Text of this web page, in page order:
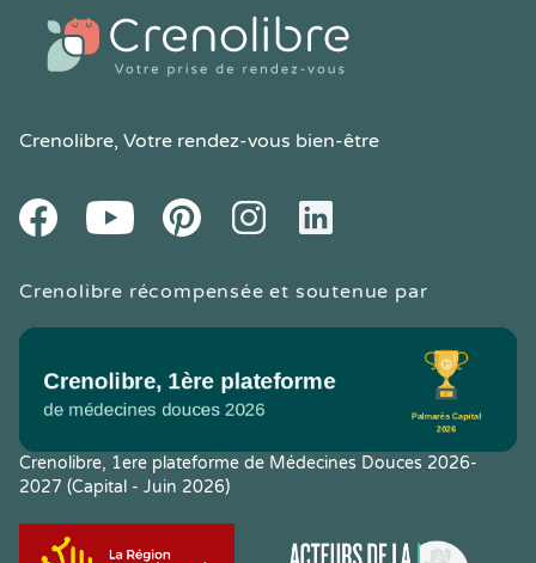
Crenolibre, Votre rendez-vous bien-être
FacebookYoutube PinteresetInstagramLinkedIn
Crenolibre récompensée et soutenue par
Crenolibre, 1ere plateforme de Médecines Douces 2026-
2027 (Capital - Juin 2026)